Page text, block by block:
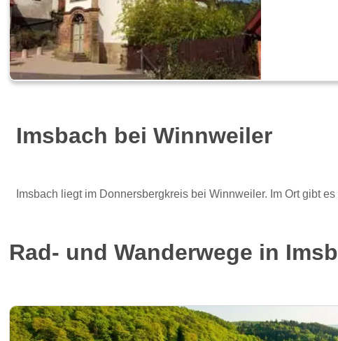
Imsbach bei Winnweiler
Imsbach liegt im Donnersbergkreis bei Winnweiler. Im Ort gibt
Rad- und Wanderwege in